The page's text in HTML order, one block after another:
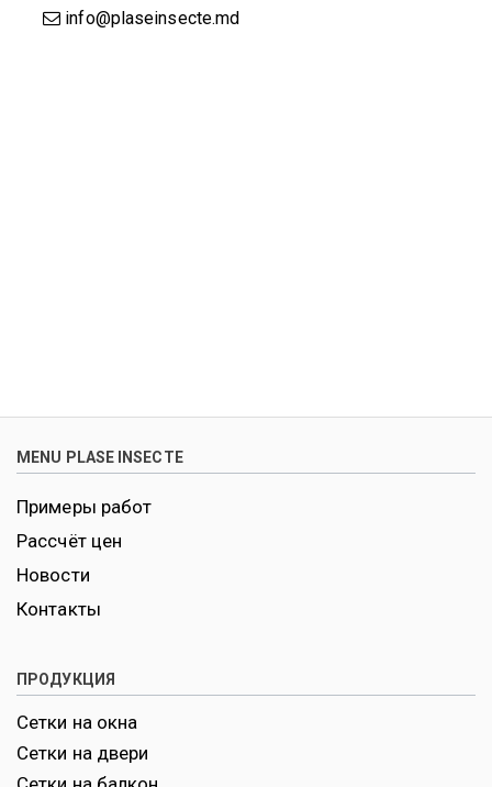
info@plaseinsecte.md
MENU PLASE INSECTE
Примеры работ
Рассчёт цен
Новости
Контакты
ПРОДУКЦИЯ
Сетки на окна
Сетки на двери